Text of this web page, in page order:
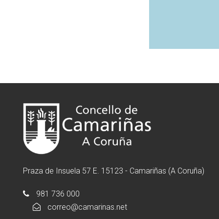
Praza de Insuela 57 E. 15123 - Camariñas (A Coruña)
981 736 000
correo@camarinas.net